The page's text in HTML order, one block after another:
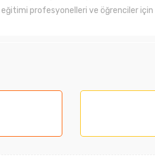
profesyonelleri ve öğrenciler için
eksik bilgiler bulunuyor.